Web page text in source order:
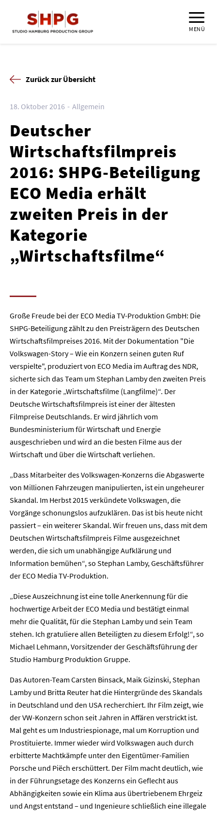
MENÜ
Zurück zur Übersicht
18. Oktober 2016 Allgemein
Deutscher
Wirtschaftsfilmpreis
2016: SHPG-Beteiligung
ECO Media erhält
zweiten Preis in der
Kategorie
„Wirtschaftsfilme“
Große Freude bei der ECO Media TV-Produktion GmbH: Die
SHPG-Beteiligung zählt zu den Preisträgern des Deutschen
Wirtschaftsfilmpreises 2016. Mit der Dokumentation "Die
Volkswagen-Story – Wie ein Konzern seinen guten Ruf
verspielte", produziert von ECO Media im Auftrag des NDR,
sicherte sich das Team um Stephan Lamby den zweiten Preis
in der Kategorie „Wirtschaftsfilme (Langfilme)“. Der
Deutsche Wirtschaftsfilmpreis ist einer der ältesten
Filmpreise Deutschlands. Er wird jährlich vom
Bundesministerium für Wirtschaft und Energie
ausgeschrieben und wird an die besten Filme aus der
Wirtschaft und über die Wirtschaft verliehen.
„Dass Mitarbeiter des Volkswagen-Konzerns die Abgaswerte
von Millionen Fahrzeugen manipulierten, ist ein ungeheurer
Skandal. Im Herbst 2015 verkündete Volkswagen, die
Vorgänge schonungslos aufzuklären. Das ist bis heute nicht
passiert – ein weiterer Skandal. Wir freuen uns, dass mit dem
Deutschen Wirtschaftsfilmpreis Filme ausgezeichnet
werden, die sich um unabhängige Aufklärung und
Information bemühen“, so Stephan Lamby, Geschäftsführer
der ECO Media TV-Produktion.
„Diese Auszeichnung ist eine tolle Anerkennung für die
hochwertige Arbeit der ECO Media und bestätigt einmal
mehr die Qualität, für die Stephan Lamby und sein Team
stehen. Ich gratuliere allen Beteiligten zu diesem Erfolg!“, so
Michael Lehmann, Vorsitzender der Geschäftsführung der
Studio Hamburg Produktion Gruppe.
Das Autoren-Team Carsten Binsack, Maik Gizinski, Stephan
Lamby und Britta Reuter hat die Hintergründe des Skandals
in Deutschland und den USA recherchiert. Ihr Film zeigt, wie
der VW-Konzern schon seit Jahren in Affären verstrickt ist.
Mal geht es um Industriespionage, mal um Korruption und
Prostituierte. Immer wieder wird Volkswagen auch durch
erbitterte Machtkämpfe unter den Eigentümer-Familien
Porsche und Piëch erschüttert. Der Film macht deutlich, wie
in der Führungsetage des Konzerns ein Geflecht aus
Abhängigkeiten sowie ein Klima aus übertriebenem Ehrgeiz
und Angst entstand – und Ingenieure schließlich eine illegale
Home
Unternehmen
Presse